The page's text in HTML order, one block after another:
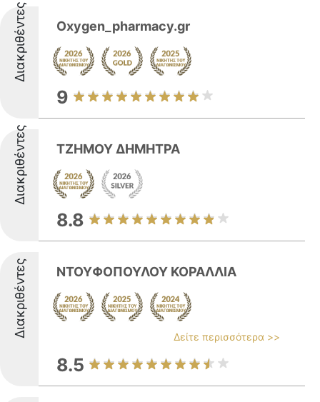
Διακριθέντες Oxygen_pharmacy.gr
9
Διακριθέντες ΤΖΗΜΟΥ ΔΗΜΗΤΡΑ
8.8
Διακριθέντες ΝΤΟΥΦΟΠΟΥΛΟΥ ΚΟΡΑΛΛΙΑ
Δείτε περισσότερα >>
8.5